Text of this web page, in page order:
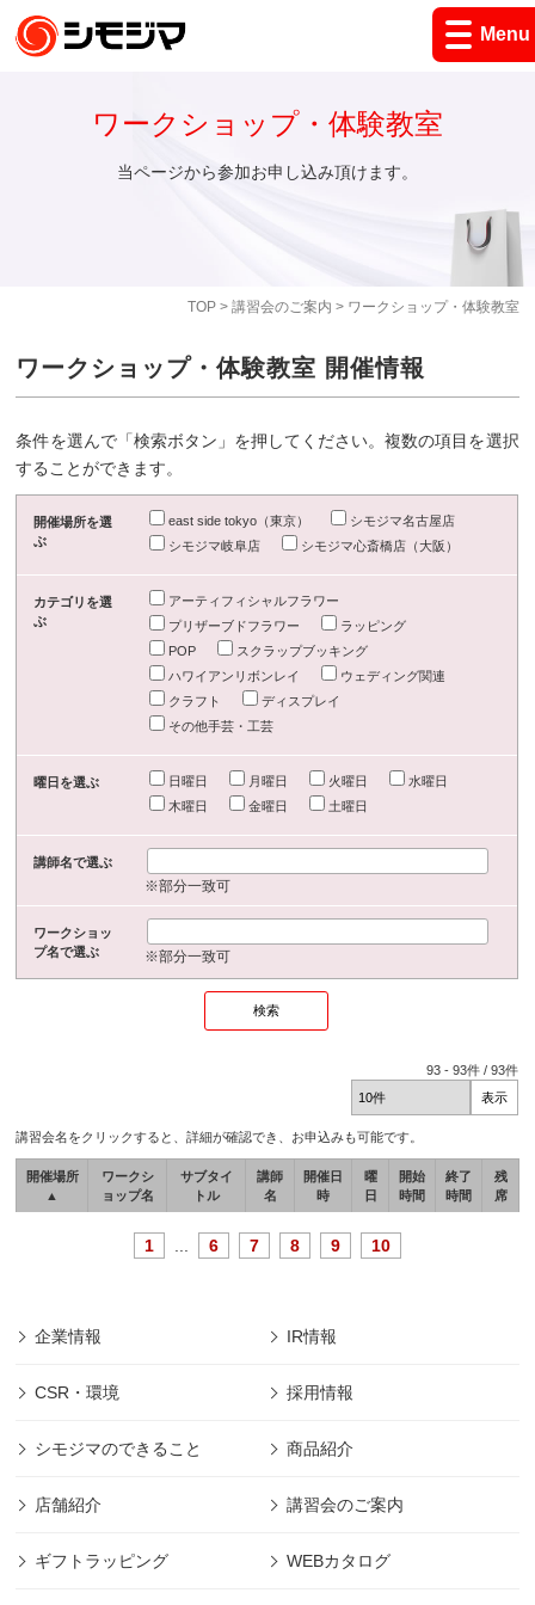
Menu
TOP> 講習会のご案内 > ワークショップ・体験教室
ワークショップ・体験教室
当ページから参加お申し込み頂けます。
ワークショップ・体験教室 開催情報
条件を選んで「検索ボタン」を押してください。複数の項目を選択
することができます。
開催場所を選
ぶ
east side tokyo（東京）
シモジマ名古屋店
シモジマ岐阜店
シモジマ心斎橋店（大阪）
カテゴリを選
ぶ
アーティフィシャルフラワー
プリザーブドフラワー
ラッピング
POP
スクラップブッキング
ハワイアンリボンレイ
ウェディング関連
クラフト
ディスプレイ
その他手芸・工芸
曜日を選ぶ 日曜日 月曜日 火曜日
水曜日
木曜日
金曜日 土曜日
講師名で選ぶ
※部分一致可
ワークショッ
プ名で選ぶ
※部分一致可
93 -93件 /93件
講習会名をクリックすると、詳細が確認でき、お申込みも可能です。
開催場所
▲
ワークシ
ョップ名
サブタイ
トル
講師
名
開催日
時
曜
日
開始
時間
終了
時間
残
席
1 6 7 8 9 10
企業情報 IR情報
CSR・環境 採用情報
シモジマのできること 商品紹介
店舗紹介 講習会のご案内
ギフトラッピング WEBカタログ